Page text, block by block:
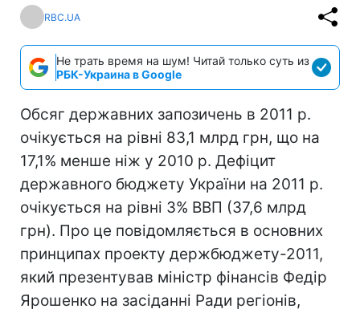
RBC.UA
Не трать время на шум! Читай только суть из
РБК-Украина в Google
Обсяг державних запозичень в 2011 р.
очікується на рівні 83,1 млрд грн, що на
17,1% менше ніж у 2010 р. Дефіцит
державного бюджету України на 2011 р.
очікується на рівні 3% ВВП (37,6 млрд
грн). Про це повідомляється в основних
принципах проекту держбюджету-2011,
який презентував міністр фінансів Федір
Ярошенко на засіданні Ради регіонів,